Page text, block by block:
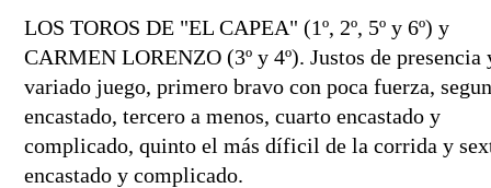
LOS TOROS DE "EL CAPEA" (1º, 2º, 5º y 6º) y
CARMEN LORENZO (3º y 4º). Justos de presencia
variado juego, primero bravo con poca fuerza,
encastado, tercero a menos, cuarto encastado y
complicado, quinto el más díficil de la corrida y
encastado y complicado.